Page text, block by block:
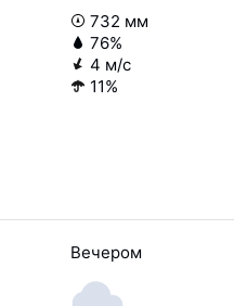
732 мм
76%
4 м/с
11%
Вечером